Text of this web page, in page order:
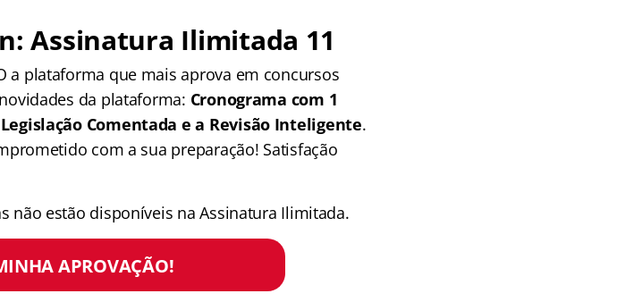
Assinatura Ilimitada 11
a plataforma que mais aprova em concursos
da plataforma: Cronograma com 1
Comentada e a Revisão Inteligente.
com a sua preparação! Satisfação
não estão disponíveis na Assinatura Ilimitada.
APROVAÇÃO!